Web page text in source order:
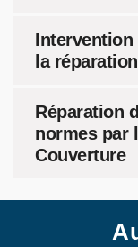
Intervention
la
Réparation
normes par
Couverture